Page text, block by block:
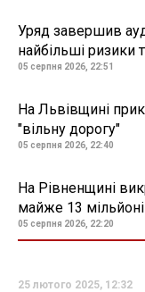
Уряд завершив
найбільші ризики
05 серпня 2026, 22:51
На Львівщині
"вільну дорогу"
05 серпня 2026, 22:40
На Рівненщині
майже 13
05 серпня 2026, 22:20
25 лютого 2025, 12:32